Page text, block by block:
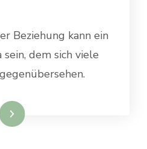
Beziehung kann ein
dem sich viele